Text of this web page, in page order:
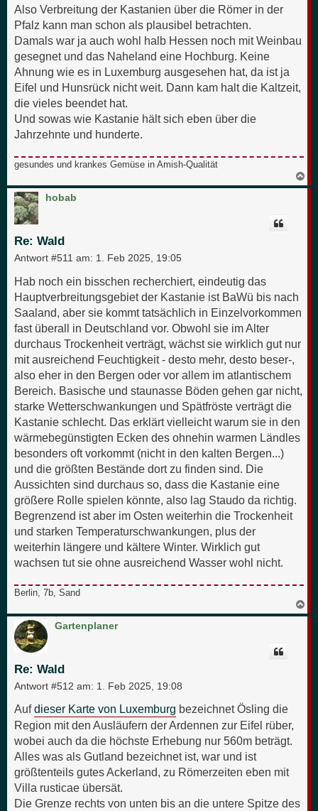
Also Verbreitung der Kastanien über die Römer in der
Pfalz kann man schon als plausibel betrachten.
Damals war ja auch wohl halb Hessen noch mit Weinbau
gesegnet und das Naheland eine Hochburg. Keine
Ahnung wie es in Luxemburg ausgesehen hat, da ist ja
Eifel und Hunsrück nicht weit. Dann kam halt die Kaltzeit,
die vieles beendet hat.
Und sowas wie Kastanie hält sich eben über die
Jahrzehnte und hunderte.
gesundes und krankes Gemüse in Amish-Qualität
a
hobab
Re: Wald
Antwort #511 am: 1. Feb 2025, 19:05
Hab noch ein bisschen recherchiert, eindeutig das
Hauptverbreitungsgebiet der Kastanie ist BaWü bis nach
Saaland, aber sie kommt tatsächlich in Einzelvorkommen
fast überall in Deutschland vor. Obwohl sie im Alter
durchaus Trockenheit verträgt, wächst sie wirklich gut nur
mit ausreichend Feuchtigkeit - desto mehr, desto beser-,
also eher in den Bergen oder vor allem im atlantischem
Bereich. Basische und staunasse Böden gehen gar nicht,
starke Wetterschwankungen und Spätfröste verträgt die
Kastanie schlecht. Das erklärt vielleicht warum sie in den
wärmebegünstigten Ecken des ohnehin warmen Ländles
besonders oft vorkommt (nicht in den kalten Bergen...)
und die größten Bestände dort zu finden sind. Die
Aussichten sind durchaus so, dass die Kastanie eine
größere Rolle spielen könnte, also lag Staudo da richtig.
Begrenzend ist aber im Osten weiterhin die Trockenheit
und starken Temperaturschwankungen, plus der
weiterhin längere und kältere Winter. Wirklich gut
wachsen tut sie ohne ausreichend Wasser wohl nicht.
Berlin, 7b, Sand
a
Gartenplaner
Re: Wald
Antwort #512 am: 1. Feb 2025, 19:08
Aufdieser Karte von Luxemburg bezeichnet Ösling die
Region mit den Ausläufern der Ardennen zur Eifel rüber,
wobei auch da die höchste Erhebung nur 560m beträgt.
Alles was als Gutland bezeichnet ist, war und ist
größtenteils gutes Ackerland, zu Römerzeiten eben mit
Villa rusticae übersät.
Die Grenze rechts von unten bis an die untere Spitze des